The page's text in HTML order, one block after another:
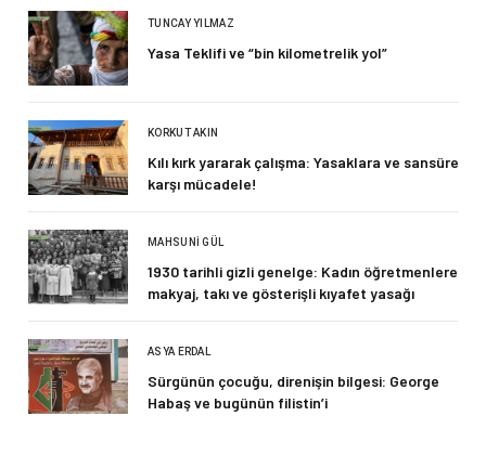
TUNCAY YILMAZ
Yasa Teklifi ve “bin kilometrelik yol”
KORKUT AKIN
Kılı kırk yararak çalışma: Yasaklara ve sansüre
karşı mücadele!
MAHSUNI GÜL
1930 tarihli gizli genelge: Kadın öğretmenlere
makyaj, takı ve gösterişli kıyafet yasağı
ASYA ERDAL
Sürgünün çocuğu, direnişin bilgesi: George
Habaş ve bugünün filistin’i